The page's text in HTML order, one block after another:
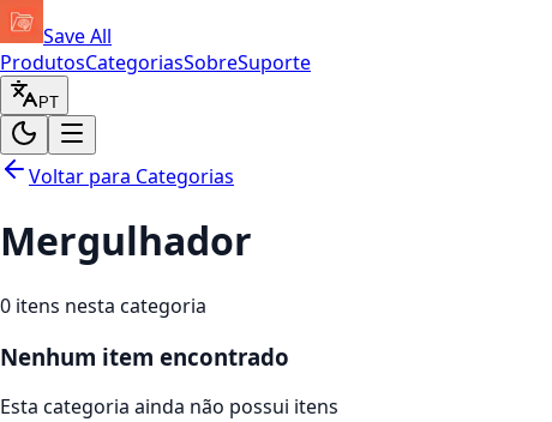
Save All
ProdutosCategoriasSobreSuporte
PT
Voltar para Categorias
Mergulhador
0 itens nesta categoria
Nenhum item encontrado
Esta categoria ainda não possui itens